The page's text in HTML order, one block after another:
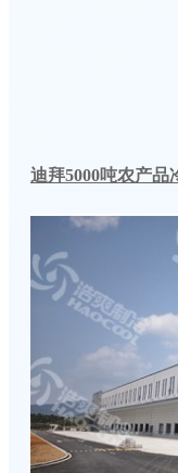
迪拜5000吨农产品